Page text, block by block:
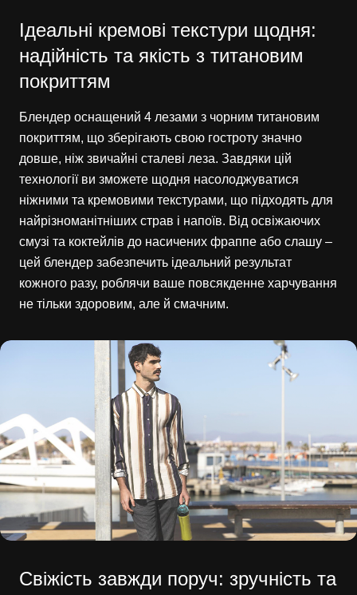
Ідеальні кремові текстури щодня:
надійність та якість з титановим
покриттям
Блендер оснащений 4 лезами з чорним титановим
покриттям, що зберігають свою гостроту значно
довше, ніж звичайні сталеві леза. Завдяки цій
технології ви зможете щодня насолоджуватися
ніжними та кремовими текстурами, що підходять для
найрізноманітніших страв і напоїв. Від освіжаючих
смузі та коктейлів до насичених фраппе або слашу –
цей блендер забезпечить ідеальний результат
кожного разу, роблячи ваше повсякденне харчування
не тільки здоровим, але й смачним.
Свіжість завжди поруч: зручність та